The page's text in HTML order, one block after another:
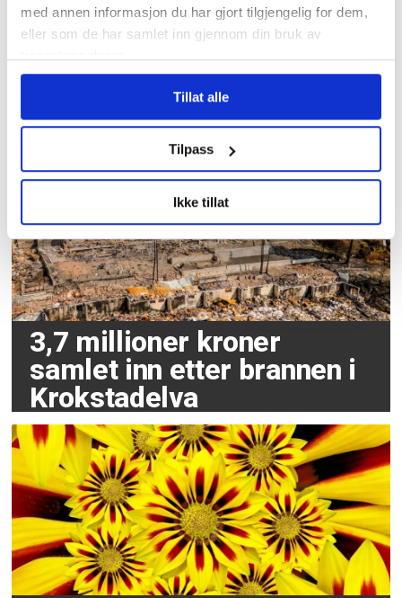
med annen informasjon du har gjort tilgjengelig for dem,
eller som de har samlet inn gjennom din bruk av
Tillat alle
Tilpass
Ikke tillat
Fruktsukker utpekt
Les flere nyheter:
3,7 millioner kroner
samlet inn etter brannen i
Krokstadelva